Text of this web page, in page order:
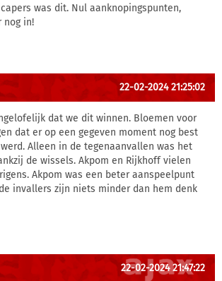
was dit. Nul aanknopingspunten,
nog in!
22-02-2024 21:25:02
dat we dit winnen. Bloemen voor
dat er op een gegeven moment nog best
Alleen in de tegenaanvallen was het
de wissels. Akpom en Rijkhoff vielen
Akpom was een beter aanspeelpunt
invallers zijn niets minder dan hem denk
22-02-2024 21:47:22